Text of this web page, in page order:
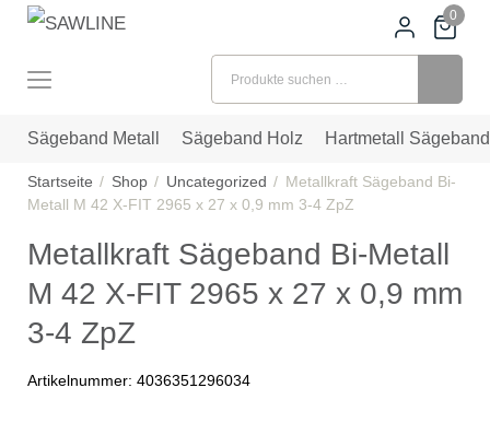
0
Sägeband Metall Sägeband Holz Hartmetall Sägeband
Startseite Shop Uncategorized
Metallkraft Sägeband Bi-
Metall M 42 X-FIT 2965 x 27 x 0,9 mm 3-4 ZpZ
Metallkraft Sägeband Bi-Metall
M 42 X-FIT 2965 x 27 x 0,9 mm
3-4 ZpZ
Artikelnummer: 4036351296034